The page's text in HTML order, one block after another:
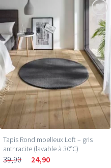
Tapis Rond moelleux Loft – gris
anthracite (lavable à 30°C)
39,90 24,90